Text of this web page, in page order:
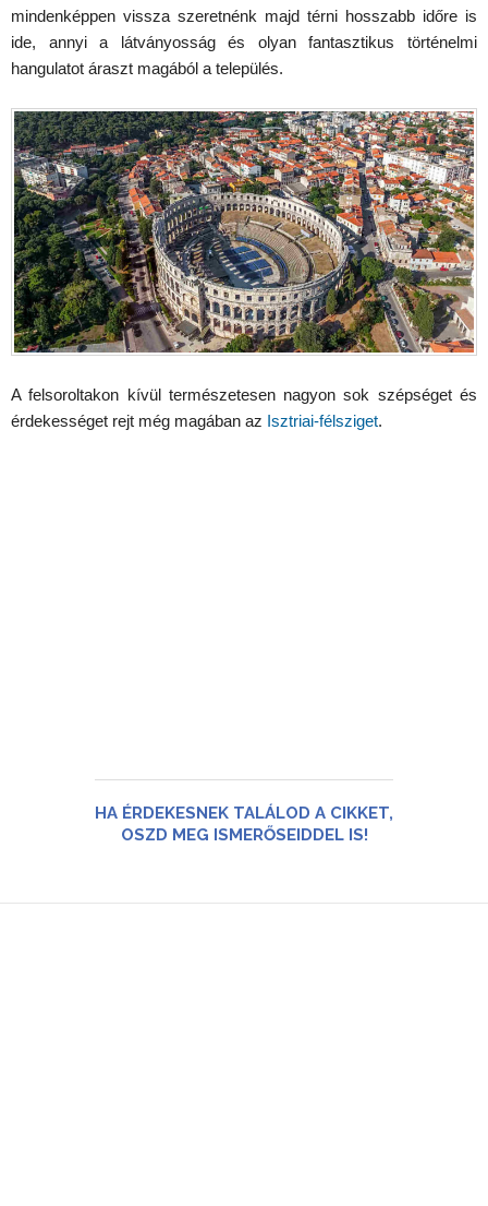
mindenképpen vissza szeretnénk majd térni hosszabb időre is
ide, annyi a látványosság és olyan fantasztikus történelmi
hangulatot áraszt magából a település.
A felsoroltakon kívül természetesen nagyon sok szépséget és
érdekességet rejt még magában az Isztriai-félsziget.
HA ÉRDEKESNEK TALÁLOD A CIKKET,
OSZD MEG ISMERŐSEIDDEL IS!